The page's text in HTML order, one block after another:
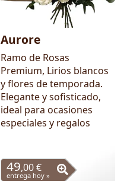
Aurore
Ramo de Rosas
Premium, Lirios blancos
y flores de temporada.
Elegante y sofisticado,
ideal para ocasiones
especiales y regalos
49,00 €
entrega hoy »